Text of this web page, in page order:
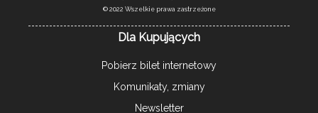
© 2022 Wszelkie prawa zastrzeżone
Dla Kupujących
Pobierz bilet internetowy
Komunikaty, zmiany
Newsletter